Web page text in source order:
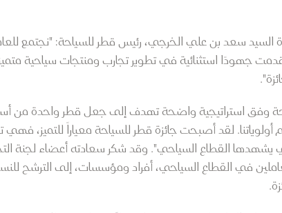
السيد سعد بن علي الخرجي، رئيس قطر للسياحة: "نجتمع للعام
وفق استراتيجية واضحة تهدف إلى جعل قطر واحدة من
لقد أصبحت جائزة قطر للسياحة معياراً
التي يشهدها القطاع السياحي". وقد شكر سعادته أعضاء
في القطاع السياحي، أفراد ومؤسسات، إلى الترشح